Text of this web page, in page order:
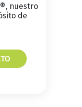
nuestro
de